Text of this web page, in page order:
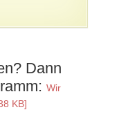
Dann
Wir
KB]